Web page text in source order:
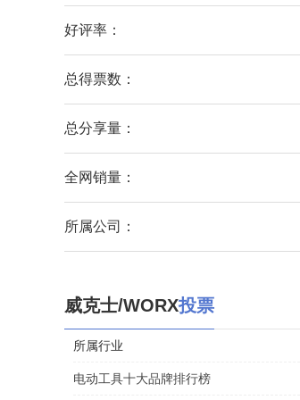
好评率：
总得票数：
总分享量：
全网销量：
所属公司：
威克士/WORX投票
所属行业
电动工具十大品牌排行榜